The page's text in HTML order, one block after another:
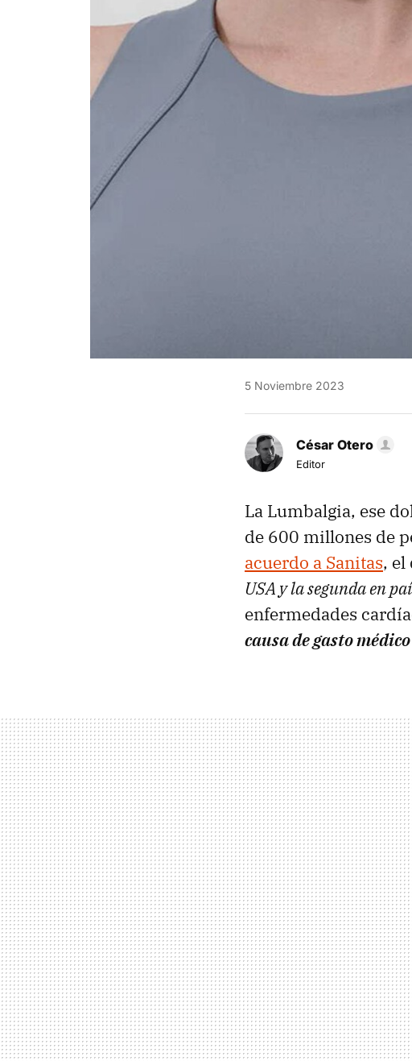
5 Noviembre 2023
César Otero
Editor
La Lumbalgia, ese
de 600 millones de
acuerdo a Sanitas, el
USA y la segunda en
enfermedades
causa de gasto